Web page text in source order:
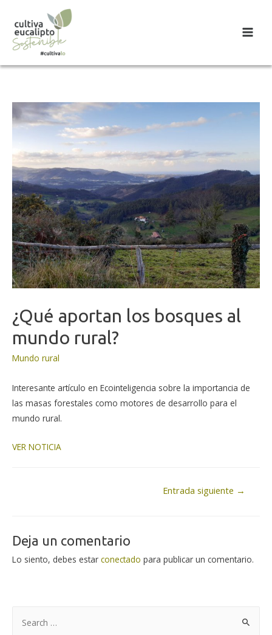
Menu
¿Qué aportan los bosques al
mundo rural?
Mundo rural
Interesante artículo en Ecointeligencia sobre la importancia de
las masas forestales como motores de desarrollo para el
mundo rural.
VER NOTICIA
Entrada siguiente →
Deja un comentario
Lo siento, debes estar conectado para publicar un comentario.